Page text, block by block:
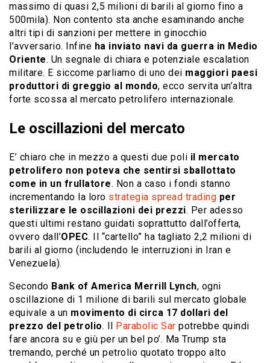
massimo di quasi 2,5 milioni di barili al giorno fino a
500mila). Non contento sta anche esaminando anche
altri tipi di sanzioni per mettere in ginocchio
l’avversario. Infine ha inviato navi da guerra in Medio
Oriente. Un segnale di chiara e potenziale escalation
militare. E siccome parliamo di uno dei maggiori paesi
produttori di greggio al mondo, ecco servita un’altra
forte scossa al mercato petrolifero internazionale.
Le oscillazioni del mercato
E’ chiaro che in mezzo a questi due poli il mercato
petrolifero non poteva che sentirsi sballottato
come in un frullatore. Non a caso i fondi stanno
incrementando la loro strategia spread trading per
sterilizzare le oscillazioni dei prezzi. Per adesso
questi ultimi restano guidati soprattutto dall’offerta,
ovvero dall’OPEC. Il “cartello” ha tagliato 2,2 milioni di
barili al giorno (includendo le interruzioni in Iran e
Venezuela).
Secondo Bank of America Merrill Lynch, ogni
oscillazione di 1 milione di barili sul mercato globale
equivale a un movimento di circa 17 dollari del
prezzo del petrolio. Il Parabolic Sar potrebbe quindi
fare ancora su e giù per un bel po’. Ma Trump sta
tremando, perché un petrolio quotato troppo alto